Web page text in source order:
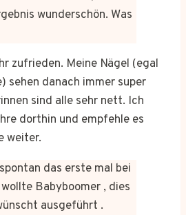
wunderschön. Was
zufrieden. Meine Nägel (egal
sehen danach immer super
sind alle sehr nett. Ich
dorthin und empfehle es
weiter.
das erste mal bei
Babyboomer , dies
ausgeführt .